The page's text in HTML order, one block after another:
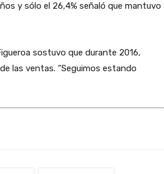
y sólo el 26,4% señaló que mantuvo
sostuvo que durante 2016,
las ventas. “Seguimos estando